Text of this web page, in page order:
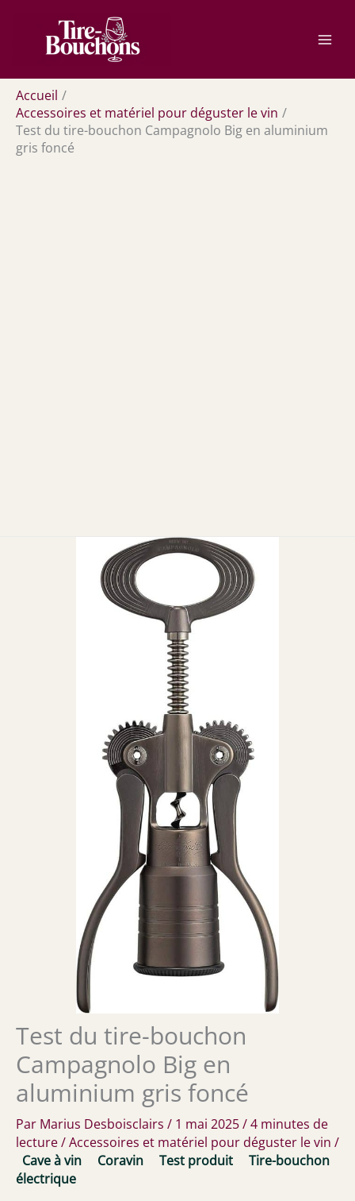
contenu
Accueil
Accessoires et matériel pour déguster le vin
Test du tire-bouchon Campagnolo Big en aluminium
gris foncé
Test du tire-bouchon
Campagnolo Big en
aluminium gris foncé
Par Marius Desboisclairs / 1 mai 2025/4 minutes de
lecture/Accessoires et matériel pour déguster le vin /
Cave à vin
Coravin Test produit
Tire-bouchon
électrique